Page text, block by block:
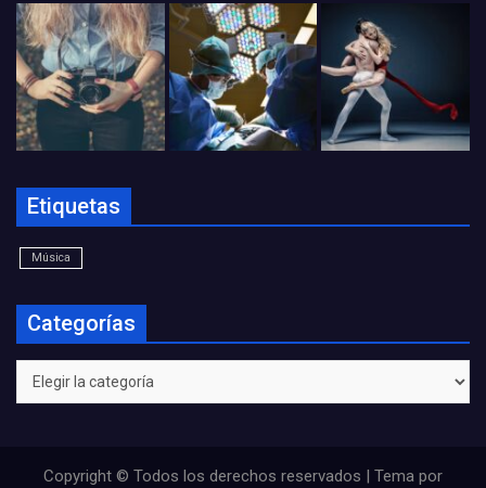
Etiquetas
Música
Categorías
Categorías
Copyright © Todos los derechos reservados | Tema por